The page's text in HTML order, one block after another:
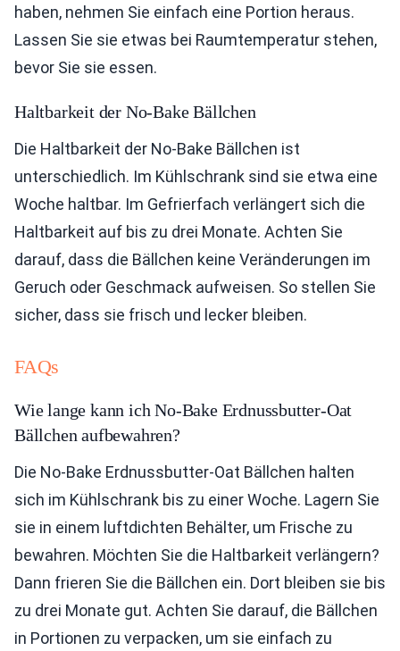
haben, nehmen Sie einfach eine Portion heraus.
Lassen Sie sie etwas bei Raumtemperatur stehen,
bevor Sie sie essen.
Haltbarkeit der No-Bake Bällchen
Die Haltbarkeit der No-Bake Bällchen ist
unterschiedlich. Im Kühlschrank sind sie etwa eine
Woche haltbar. Im Gefrierfach verlängert sich die
Haltbarkeit auf bis zu drei Monate. Achten Sie
darauf, dass die Bällchen keine Veränderungen im
Geruch oder Geschmack aufweisen. So stellen Sie
sicher, dass sie frisch und lecker bleiben.
FAQs
Wie lange kann ich No-Bake Erdnussbutter-Oat
Bällchen aufbewahren?
Die No-Bake Erdnussbutter-Oat Bällchen halten
sich im Kühlschrank bis zu einer Woche. Lagern Sie
sie in einem luftdichten Behälter, um Frische zu
bewahren. Möchten Sie die Haltbarkeit verlängern?
Dann frieren Sie die Bällchen ein. Dort bleiben sie bis
zu drei Monate gut. Achten Sie darauf, die Bällchen
in Portionen zu verpacken, um sie einfach zu